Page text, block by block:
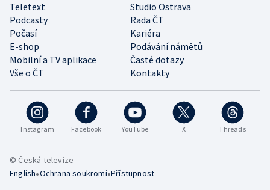
Instagram Facebook YouTube X Threads
Teletext
Studio Ostrava
Podcasty
Rada ČT
Počasí
Kariéra
E-shop
Podávání námětů
Mobilní a TV aplikace
Časté dotazy
Vše o ČT
Kontakty
© Česká televize
English•Ochrana soukromí•Přístupnost